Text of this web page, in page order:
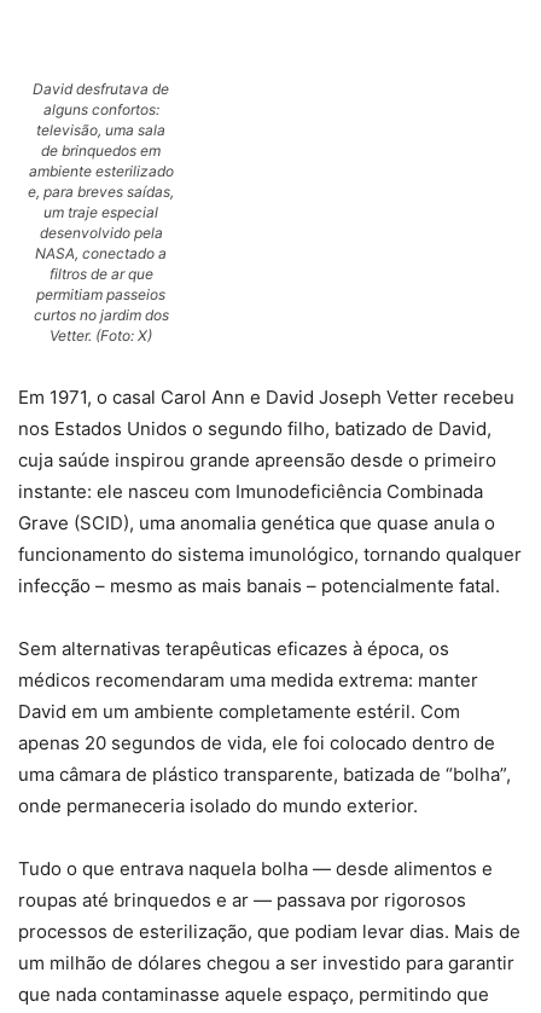
David desfrutava de
alguns confortos:
televisão, uma sala
de brinquedos em
ambiente esterilizado
e, para breves saídas,
um traje especial
desenvolvido pela
NASA, conectado a
filtros de ar que
permitiam passeios
curtos no jardim dos
Vetter. (Foto: X)
Em 1971, o casal Carol Ann e David Joseph Vetter recebeu
nos Estados Unidos o segundo filho, batizado de David,
cuja saúde inspirou grande apreensão desde o primeiro
instante: ele nasceu com Imunodeficiência Combinada
Grave (SCID), uma anomalia genética que quase anula o
funcionamento do sistema imunológico, tornando qualquer
infecção – mesmo as mais banais – potencialmente fatal.
Sem alternativas terapêuticas eficazes à época, os
médicos recomendaram uma medida extrema: manter
David em um ambiente completamente estéril. Com
apenas 20 segundos de vida, ele foi colocado dentro de
uma câmara de plástico transparente, batizada de “bolha”,
onde permaneceria isolado do mundo exterior.
Tudo o que entrava naquela bolha — desde alimentos e
roupas até brinquedos e ar — passava por rigorosos
processos de esterilização, que podiam levar dias. Mais de
um milhão de dólares chegou a ser investido para garantir
que nada contaminasse aquele espaço, permitindo que